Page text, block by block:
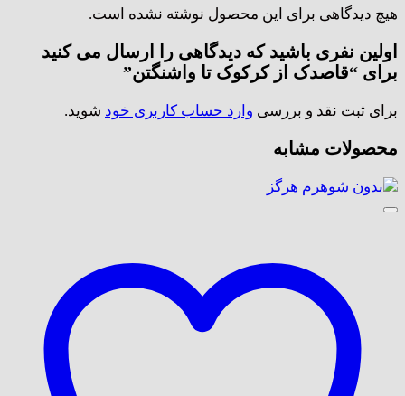
هیچ دیدگاهی برای این محصول نوشته نشده است.
اولین نفری باشید که دیدگاهی را ارسال می کنید
برای “قاصدک از کرکوک تا واشنگتن”
برای ثبت نقد و بررسی وارد حساب کاربری خود شوید.
محصولات مشابه